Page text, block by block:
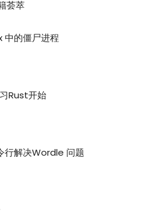
荟萃
中的僵尸进程
Rust开始
行解决Wordle 问题